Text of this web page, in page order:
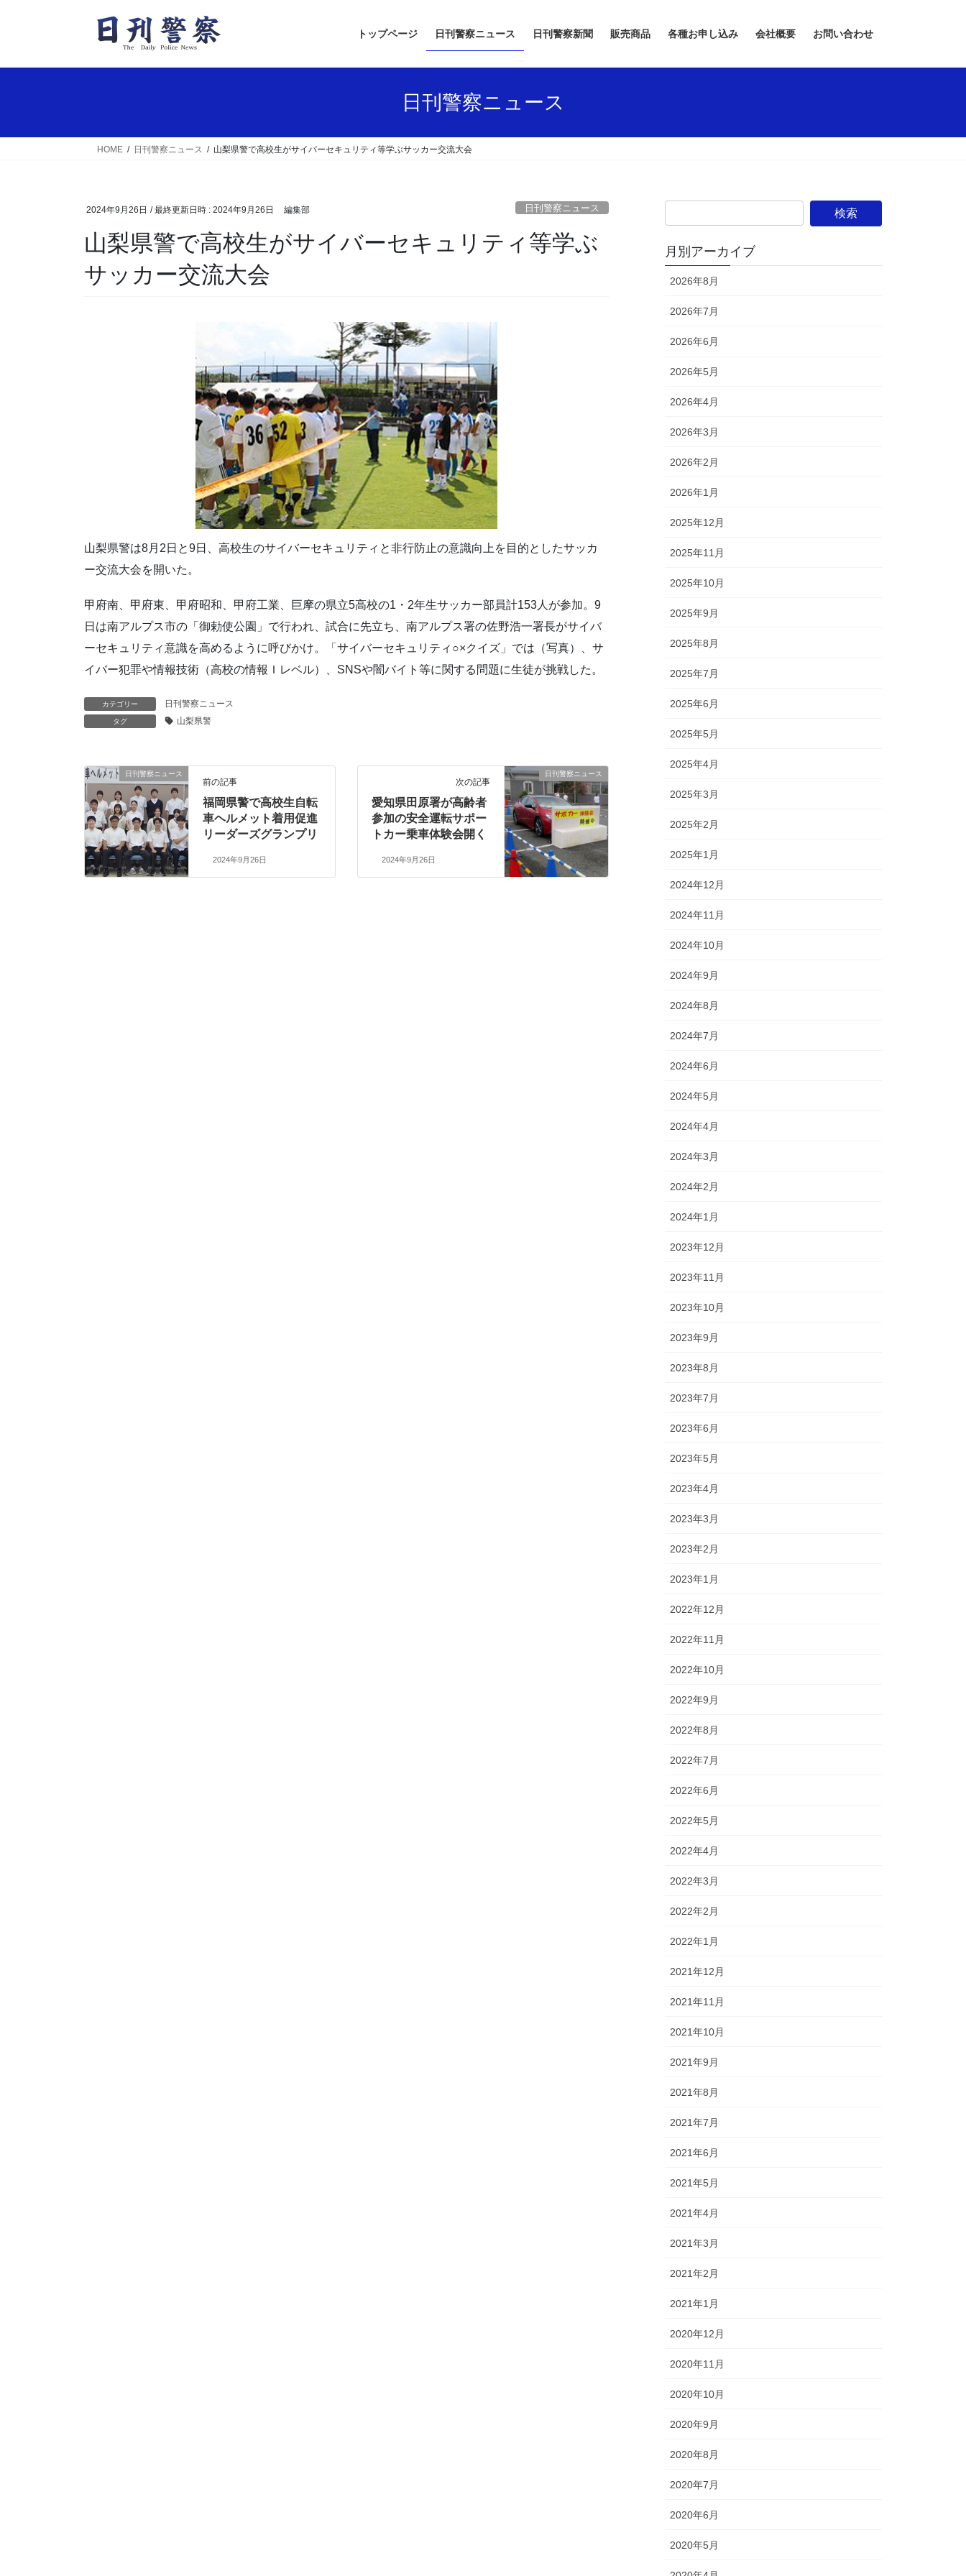
トップページ 日刊警察ニュース 日刊警察新聞 販売商品 各種お申し込み 会社概要 お問い合わせ
日刊警察ニュース
HOME 日刊警察ニュース 山梨県警で高校生がサイバーセキュリティ等学ぶサッカー交流大会
2024年9月26日 / 最終更新日時 : 2024年9月26日 編集部 日刊警察ニュース
山梨県警で高校生がサイバーセキュリティ等学ぶ
サッカー交流大会
山梨県警は8月2日と9日、高校生のサイバーセキュリティと非行防止の意識向上を目的としたサッカ
ー交流大会を開いた。
甲府南、甲府東、甲府昭和、甲府工業、巨摩の県立5高校の1・2年生サッカー部員計153人が参加。9
日は南アルプス市の「御勅使公園」で行われ、試合に先立ち、南アルプス署の佐野浩一署長がサイバ
ーセキュリティ意識を高めるように呼びかけ。「サイバーセキュリティ○×クイズ」では（写真）、サ
イバー犯罪や情報技術（高校の情報Ｉレベル）、SNSや闇バイト等に関する問題に生徒が挑戦した。
カテゴリー 日刊警察ニュース
タグ 山梨県警
日刊警察ニュース
前の記事
福岡県警で高校生自転
車ヘルメット着用促進
リーダーズグランプリ
2024年9月26日
日刊警察ニュース
次の記事
愛知県田原署が高齢者
参加の安全運転サポー
トカー乗車体験会開く
2024年9月26日
月別アーカイブ
2026年8月
2026年7月
2026年6月
2026年5月
2026年4月
2026年3月
2026年2月
2026年1月
2025年12月
2025年11月
2025年10月
2025年9月
2025年8月
2025年7月
2025年6月
2025年5月
2025年4月
2025年3月
2025年2月
2025年1月
2024年12月
2024年11月
2024年10月
2024年9月
2024年8月
2024年7月
2024年6月
2024年5月
2024年4月
2024年3月
2024年2月
2024年1月
2023年12月
2023年11月
2023年10月
2023年9月
2023年8月
2023年7月
2023年6月
2023年5月
2023年4月
2023年3月
2023年2月
2023年1月
2022年12月
2022年11月
2022年10月
2022年9月
2022年8月
2022年7月
2022年6月
2022年5月
2022年4月
2022年3月
2022年2月
2022年1月
2021年12月
2021年11月
2021年10月
2021年9月
2021年8月
2021年7月
2021年6月
2021年5月
2021年4月
2021年3月
2021年2月
2021年1月
2020年12月
2020年11月
2020年10月
2020年9月
2020年8月
2020年7月
2020年6月
2020年5月